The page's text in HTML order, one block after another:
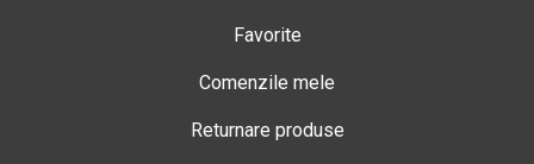
Favorite
Comenzile mele
Returnare produse